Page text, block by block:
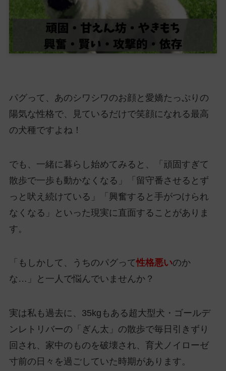
パグって、あのシワシワのお顔と愛嬌たっぷりの
陽気な性格で、見ているだけで笑顔になれる最高
の犬種ですよね！
でも、一緒に暮らし始めてみると、「頑固すぎて
散歩で一歩も動かなくなる」「留守番させるとず
っと吠え続けている」「興奮すると手がつけられ
なくなる」といった現実に直面することがありま
す。
「もしかして、うちのパグって性格悪いのか
な…」と一人で悩んでいませんか？
実は私も過去に、35kgもある超大型犬・ゴールデ
ンレトリバーの「ぎん太」の散歩で毎日引きずり
回され、家中のものを破壊され、育犬ノイローゼ
寸前の日々を過ごしていた時期があります。